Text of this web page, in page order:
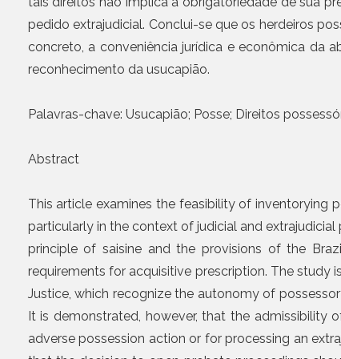
pedido extrajudicial. Conclui-se que os herdeiros
concreto, a conveniência jurídica e econômica da
reconhecimento da usucapião.
Palavras-chave: Usucapião; Posse; Direitos
Abstract
This article examines the feasibility of inventorying
particularly in the context of judicial and
principle of saisine and the provisions of the
requirements for acquisitive prescription. The study
Justice, which recognize the autonomy of
It is demonstrated, however, that the admissibility
adverse possession action or for processing an